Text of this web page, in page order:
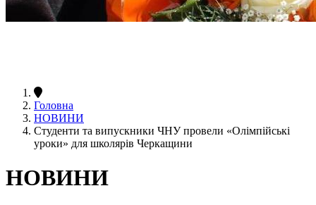
Головна
НОВИНИ
Студенти та випускники ЧНУ провели «Олімпійські
уроки» для школярів Черкащини
НОВИНИ